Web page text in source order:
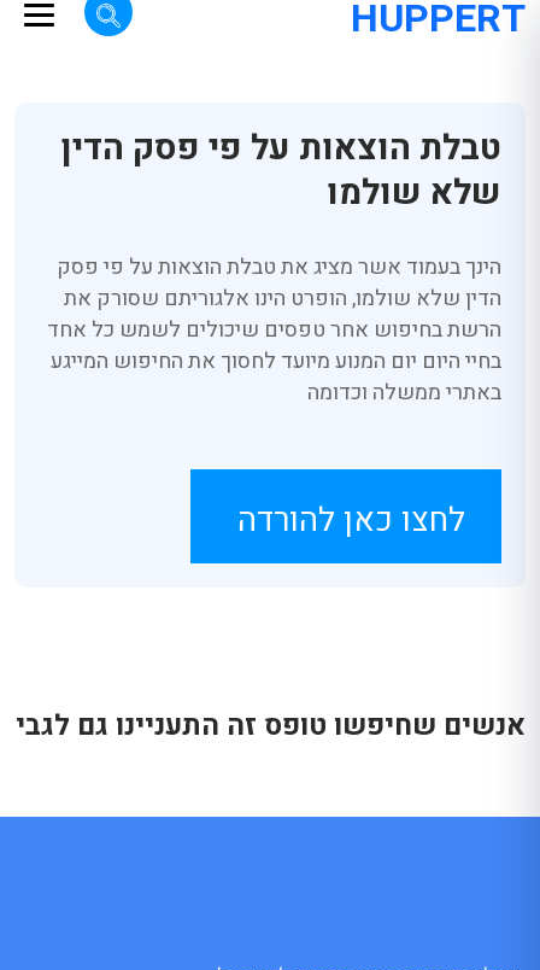
HUPPERT
טבלת הוצאות על פי פסק הדין
שלא שולמו
הינך בעמוד אשר מציג את טבלת הוצאות על פי פסק
הדין שלא שולמו, הופרט הינו אלגוריתם שסורק את
הרשת בחיפוש אחר טפסים שיכולים לשמש כל אחד
בחיי היום יום המנוע מיועד לחסוך את החיפוש המייגע
באתרי ממשלה וכדומה
לחצו כאן להורדה
אנשים שחיפשו טופס זה התעניינו גם לגבי